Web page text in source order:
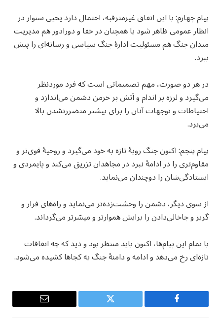
پیام چهارم: با این اتفاق غیرمترقبه، احتمال دارد یحیی سنوار در
انظار عمومی ظاهر شود یا همچنان در خفا و دورادور هم مدیریت
میدان جنگ هم مسئولیت ادارهٔ جنگ سیاسی و رسانه‌ای را پیش
ببرد.
در هر دو صورت، مهم تصمیماتی است که فرد موردنظر
می‌گیرد و لرزه بر اندام و آتش بر خرمن دشمن می‌اندازد و
احتیاطات و توجهات آنان را برای بیشتر متضررنشدن بالا
می‌برد.
پیام پنجم: اکنون جنگ رویهٔ تازه به خود می‌گیرد و روحیهٔ قوی‌تر و
مقاوم‌تری را در ادامهٔ نبرد در مجاهدان تزریق می‌کند‌ و پایمردی و
ایستادگی‌شان را دوچندان می‌نماید.
از سوی دیگر، دشمن را وحشت‌زده‌تر می‌نماید و راه‌های فرار و
گریز و جاخالی‌دادن را برایش هموارتر و میسّرتر می‌گرداند.
با تمام این پیام‌ها، اکنون باید منتظر بود و دید که چه اتفاقات
تازه‌ای رخ می‌دهد و ادامه و دامنهٔ جنگ‌ به کجاها کشیده می‌شود.
Facebook
Twitter
Email